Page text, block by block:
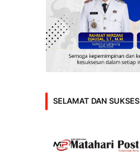
SELAMAT DAN SUKSES